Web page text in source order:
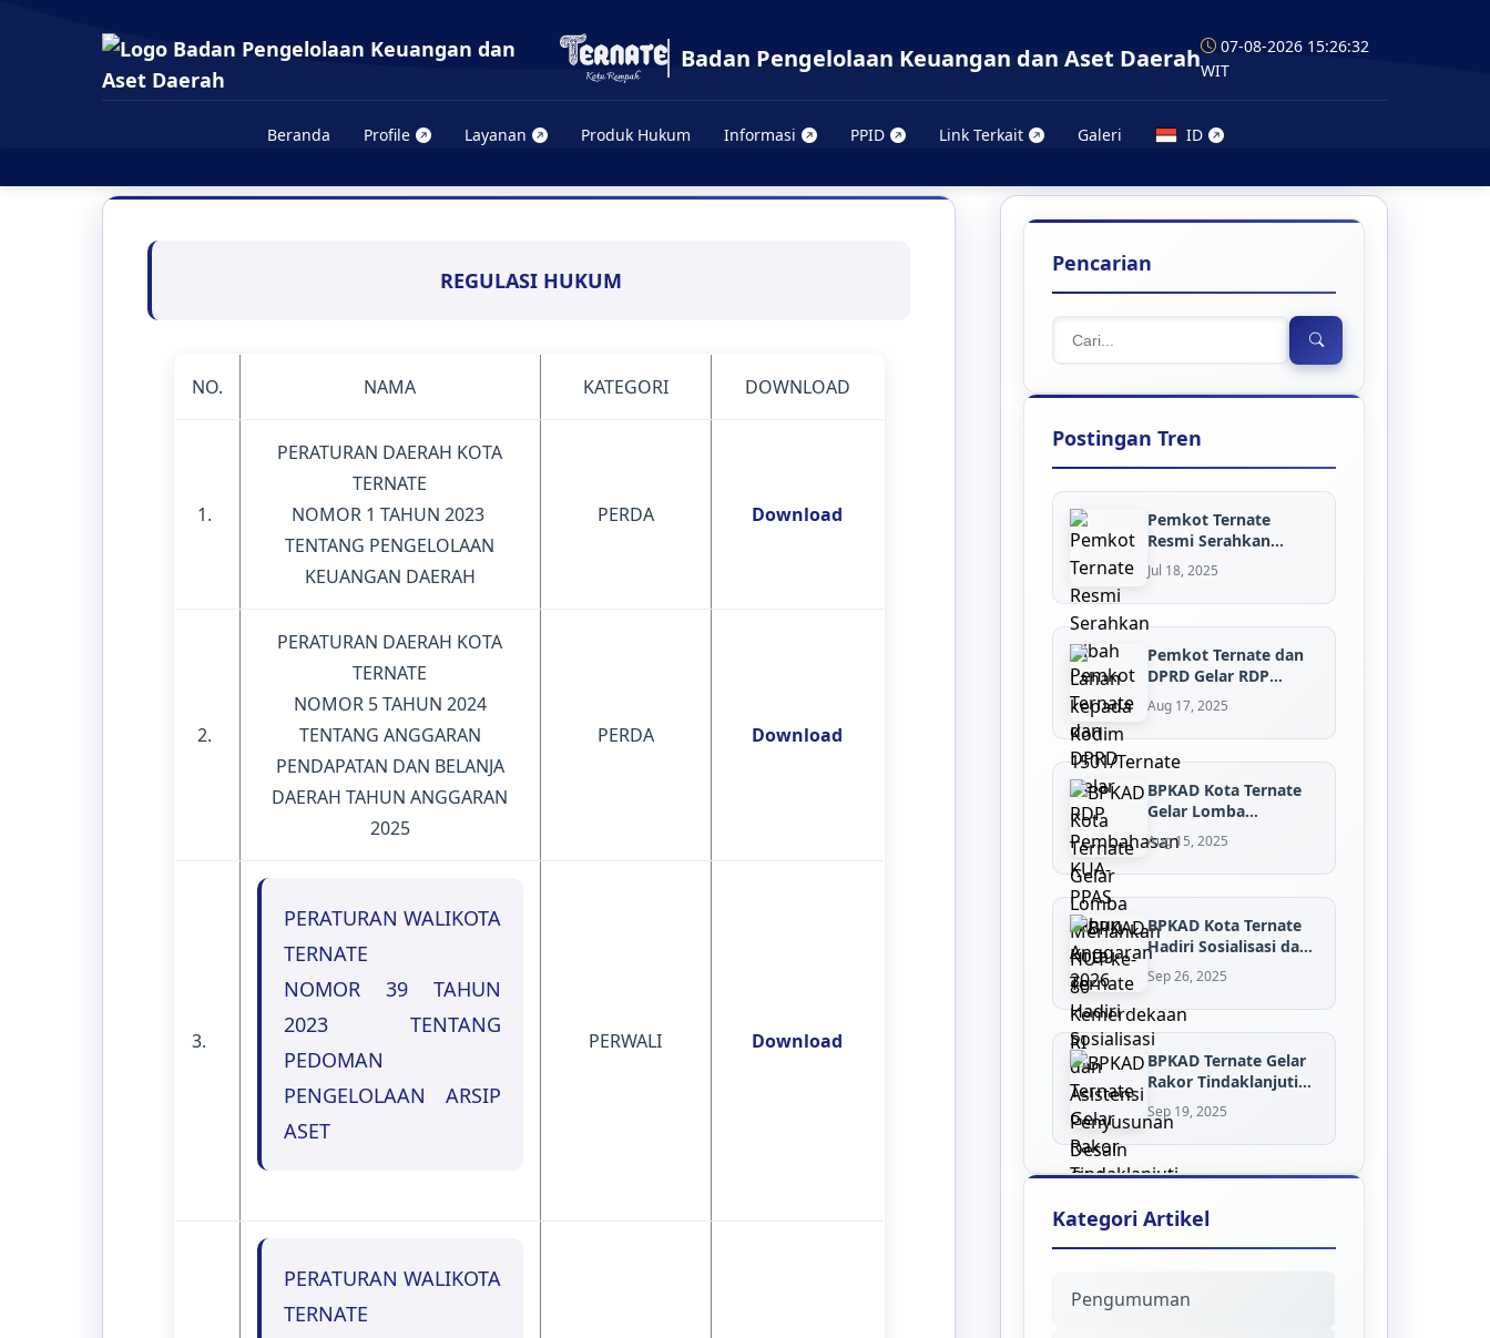
Badan Pengelolaan Keuangan dan Aset Daerah
07-08-2026 15:26:33
WIT
Beranda Profile Layanan Produk Hukum Informasi PPID Link Terkait Galeri ID
Produk Hukum
REGULASI HUKUM
NO. NAMA KATEGORI DOWNLOAD
1.
PERATURAN DAERAH KOTA
TERNATE
NOMOR 1 TAHUN 2023
TENTANG PENGELOLAAN
KEUANGAN DAERAH
PERDA Download
2.
PERATURAN DAERAH KOTA
TERNATE
NOMOR 5 TAHUN 2024
TENTANG ANGGARAN
PENDAPATAN DAN BELANJA
DAERAH TAHUN ANGGARAN
2025
PERDA Download
3.
PERATURAN WALIKOTA
TERNATE
NOMOR 39 TAHUN
2023 TENTANG
PEDOMAN
PENGELOLAAN ARSIP
ASET
PERWALI Download
PERATURAN WALIKOTA
TERNATE
Pencarian
Postingan Tren
Pemkot Ternate
Resmi Serahkan
Hibah Lahan kepada
K...
Jul 18, 2025
Pemkot Ternate dan
DPRD Gelar RDP
Pembahasan KUA-P...
Aug 17, 2025
BPKAD Kota Ternate
Gelar Lomba
Meriahkan HUT ke-
80...
Aug 15, 2025
BPKAD Kota Ternate
Hadiri Sosialisasi dan
Asistens...
Sep 26, 2025
BPKAD Ternate Gelar
Rakor Tindaklanjuti
Inventaris...
Sep 19, 2025
Kategori Artikel
Pengumuman